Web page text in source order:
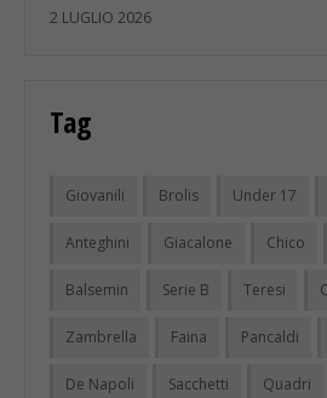
2 LUGLIO 2026
Tag
Giovanili Brolis Under 17
Anteghini Giacalone Chico
Balsemin Serie B Teresi
Zambrella Faina Pancaldi
De Napoli Sacchetti Quadri